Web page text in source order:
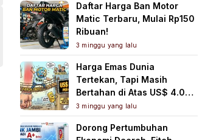
Daftar Harga Ban Motor
Matic Terbaru, Mulai Rp150
Ribuan!
3 minggu yang lalu
Harga Emas Dunia
Tertekan, Tapi Masih
Bertahan di Atas US$ 4.000
per Ons Troi
3 minggu yang lalu
Dorong Pertumbuhan